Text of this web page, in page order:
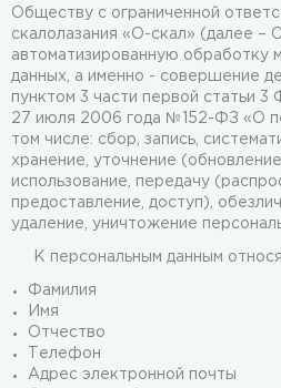
Обществу с ограниченной
скалолазания «О-скал» (далее –
автоматизированную обработку
данных, а именно - совершение
пунктом 3 части первой статьи 3
27 июля 2006 года №152-ФЗ «О
том числе: сбор, запись,
хранение, уточнение
использование, передачу
предоставление, доступ),
удаление, уничтожение
К персональным данным
Фамилия
Имя
Отчество
Телефон
Адрес электронной почты